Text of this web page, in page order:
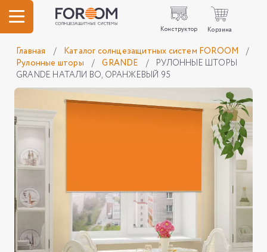
Конструктор Корзина
Главная / Каталог солнцезащитных систем FOROOM
/
Рулонные шторы
/ GRANDE /
РУЛОННЫЕ ШТОРЫ
GRANDE НАТАЛИ ВО, ОРАНЖЕВЫЙ 95